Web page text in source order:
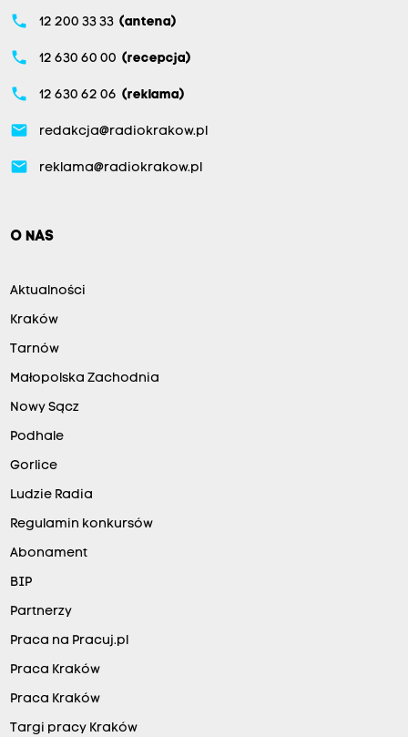
phone 12 200 33 33 (antena)
phone 12 630 60 00 (recepcja)
phone 12 630 62 06 (reklama)
email redakcja@radiokrakow.pl
email reklama@radiokrakow.pl
O NAS
Aktualności
Kraków
Tarnów
Małopolska Zachodnia
Nowy Sącz
Podhale
Gorlice
Ludzie Radia
Regulamin konkursów
Abonament
BIP
Partnerzy
Praca na Pracuj.pl
Praca Kraków
Praca Kraków
Targi pracy Kraków